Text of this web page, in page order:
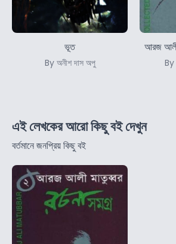
ভূত
By অনীশ দাস অপু
আরজ আলী
By
এই লেখকের আরো কিছু বই দেখুন
বর্তমানে জনপ্রিয় কিছু বই